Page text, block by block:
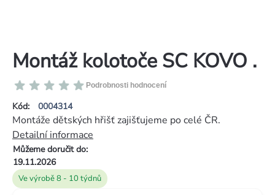
Montáž kolotoče SC KOVO .
Kód: 0004314
Průměrné
hodnocení
produktu
je
0,0
z
5
hvězdiček.
Podrobnosti hodnocení
Ve výrobě 8 - 10 týdnů
Můžeme doručit do:
19.11.2026
Montáže dětských hřišť zajišťujeme po celé ČR.
Detailní informace